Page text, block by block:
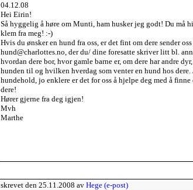
04.12.08
Hei Eirin!
Så hyggelig å høre om Munti, ham husker jeg godt! Du må
klem fra meg! :-)
Hvis du ønsker en hund fra oss, er det fint om dere sender
hund@charlottes.no, der du/ dine foresatte skriver litt bl.
hvordan dere bor, hvor gamle barne er, om dere har andre
hunden til og hvilken hverdag som venter en hund hos dere.
hundehold, jo enklere er det for oss å hjelpe deg med å
dere!
Hører gjerne fra deg igjen!
Mvh
Marthe
skrevet den 25.11.2008 av Hege (e-post)